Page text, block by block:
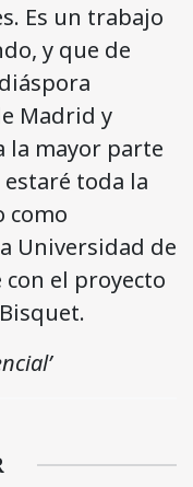
Es un trabajo
y que de
Madrid y
la mayor parte
toda la
como
Universidad de
el proyecto